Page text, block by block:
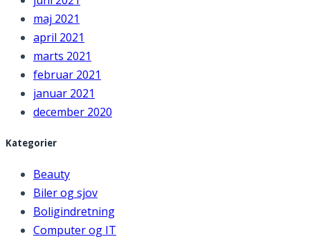
maj 2021
april 2021
marts 2021
februar 2021
januar 2021
december 2020
Kategorier
Beauty
Biler og sjov
Boligindretning
Computer og IT